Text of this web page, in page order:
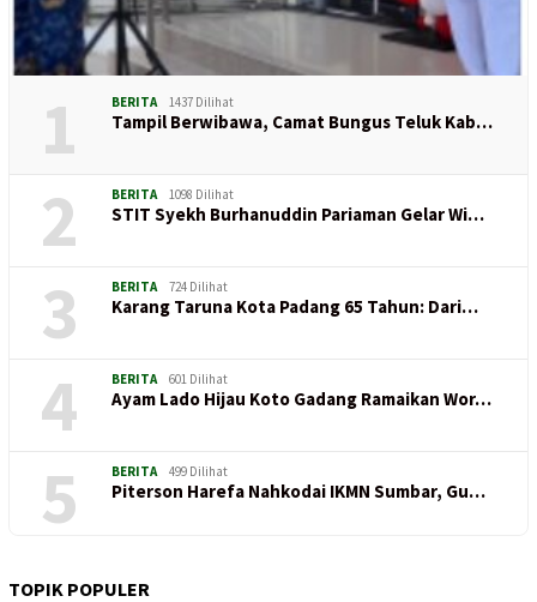
1 BERITA 1437 Dilihat
Tampil Berwibawa, Camat Bungus Teluk Kab…
2 BERITA 1098 Dilihat
STIT Syekh Burhanuddin Pariaman Gelar Wi…
3 BERITA 724 Dilihat
Karang Taruna Kota Padang 65 Tahun: Dari…
4 BERITA 601 Dilihat
Ayam Lado Hijau Koto Gadang Ramaikan Wor…
5 BERITA 499 Dilihat
Piterson Harefa Nahkodai IKMN Sumbar, Gu…
TOPIK POPULER